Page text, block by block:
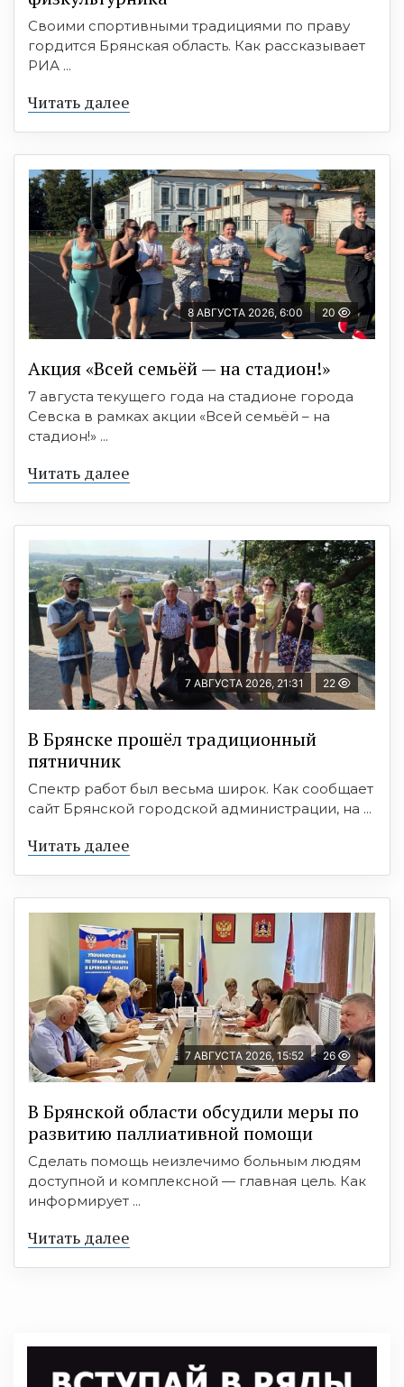
Своими спортивными традициями по праву
гордится Брянская область. Как рассказывает
РИА ...
Читать далее
8 АВГУСТА 2026, 6:00 20
Акция «Всей семьёй — на стадион!»
7 августа текущего года на стадионе города
Севска в рамках акции «Всей семьёй – на
стадион!» ...
Читать далее
7 АВГУСТА 2026, 21:31 22
В Брянске прошёл традиционный
пятничник
Спектр работ был весьма широк. Как сообщает
сайт Брянской городской администрации, на ...
Читать далее
7 АВГУСТА 2026, 15:52 26
В Брянской области обсудили меры по
развитию паллиативной помощи
Сделать помощь неизлечимо больным людям
доступной и комплексной — главная цель. Как
информирует ...
Читать далее